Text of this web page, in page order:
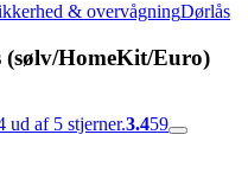
& overvågningDørlås
(sølv/HomeKit/Euro)
ud af 5 stjerner.3.459